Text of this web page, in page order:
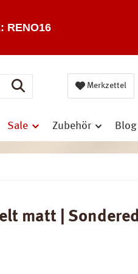
RENO16
Merkzettel
Sale Zubehör Blog
matt |